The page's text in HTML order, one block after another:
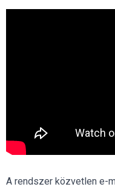
A rendszer közvetlen e-